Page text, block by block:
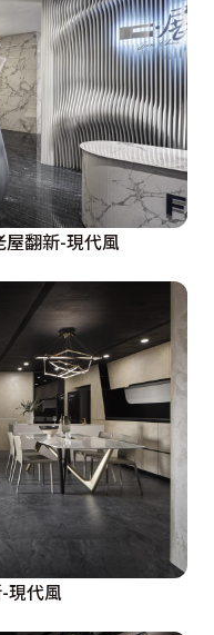
屋翻新-現代風
現代風